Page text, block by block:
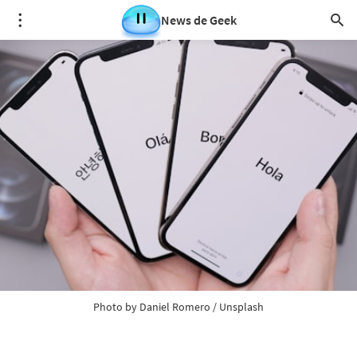
News de Geek
Photo by Daniel Romero / Unsplash